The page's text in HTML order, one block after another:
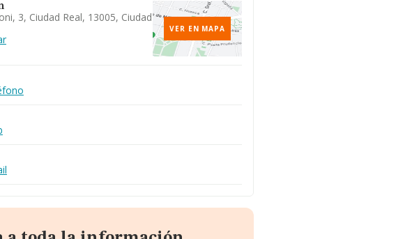
3, Ciudad Real, 13005, Ciudad
VER EN MAPA